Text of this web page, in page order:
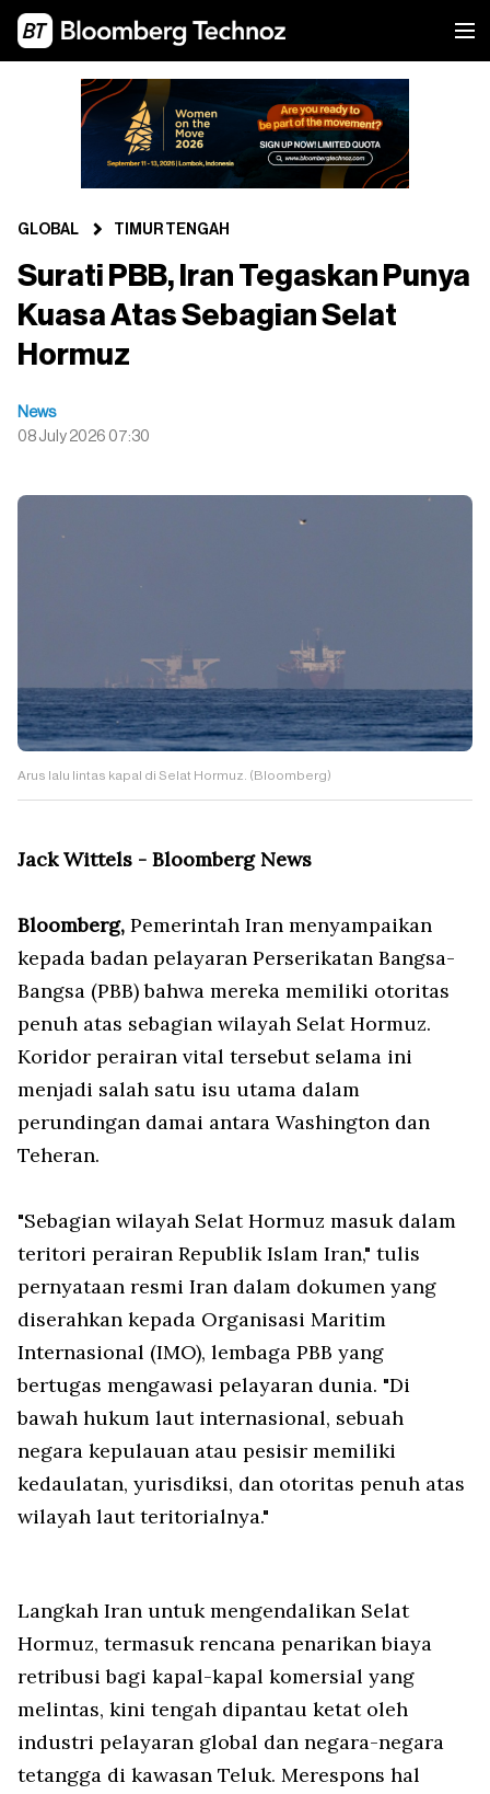
GLOBAL TIMUR TENGAH
Surati PBB, Iran Tegaskan Punya
Kuasa Atas Sebagian Selat
Hormuz
News
08 July 2026 07:30
Arus lalu lintas kapal di Selat Hormuz. (Bloomberg)
Jack Wittels - Bloomberg News
Bloomberg, Pemerintah Iran menyampaikan
kepada badan pelayaran Perserikatan Bangsa-
Bangsa (PBB) bahwa mereka memiliki otoritas
penuh atas sebagian wilayah Selat Hormuz.
Koridor perairan vital tersebut selama ini
menjadi salah satu isu utama dalam
perundingan damai antara Washington dan
Teheran.
"Sebagian wilayah Selat Hormuz masuk dalam
teritori perairan Republik Islam Iran," tulis
pernyataan resmi Iran dalam dokumen yang
diserahkan kepada Organisasi Maritim
Internasional (IMO), lembaga PBB yang
bertugas mengawasi pelayaran dunia. "Di
bawah hukum laut internasional, sebuah
negara kepulauan atau pesisir memiliki
kedaulatan, yurisdiksi, dan otoritas penuh atas
wilayah laut teritorialnya."
Langkah Iran untuk mengendalikan Selat
Hormuz, termasuk rencana penarikan biaya
retribusi bagi kapal-kapal komersial yang
melintas, kini tengah dipantau ketat oleh
industri pelayaran global dan negara-negara
tetangga di kawasan Teluk. Merespons hal